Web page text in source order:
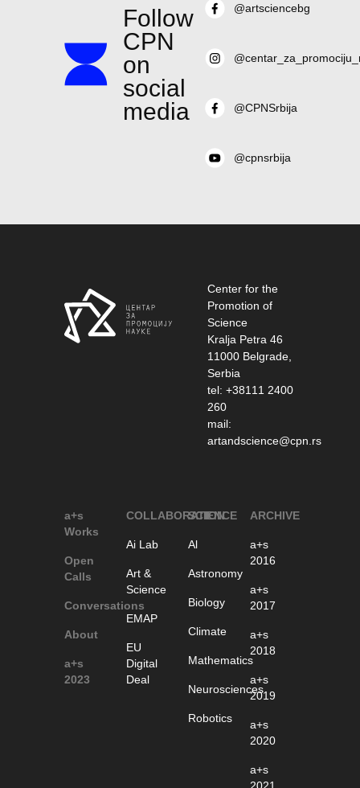
Follow
CPN
on
social
media
@artsciencebg
@CPNSrbija
@cpnsrbija
Center for the
Promotion of
Science
Kralja Petra 46
11000 Belgrade,
Serbia
tel: +38111 2400
260
mail:
artandscience@cpn.rs
a+s
Works
Open
Calls
Conversations
About
a+s
2023
COLLABORATION
Ai Lab
Art &
Science
EMAP
EU
Digital
Deal
SCIENCE
Al
Astronomy
Biology
Climate
Mathematics
Neurosciences
Robotics
ARCHIVE
a+s
2016
a+s
2017
a+s
2018
a+s
2019
a+s
2020
a+s